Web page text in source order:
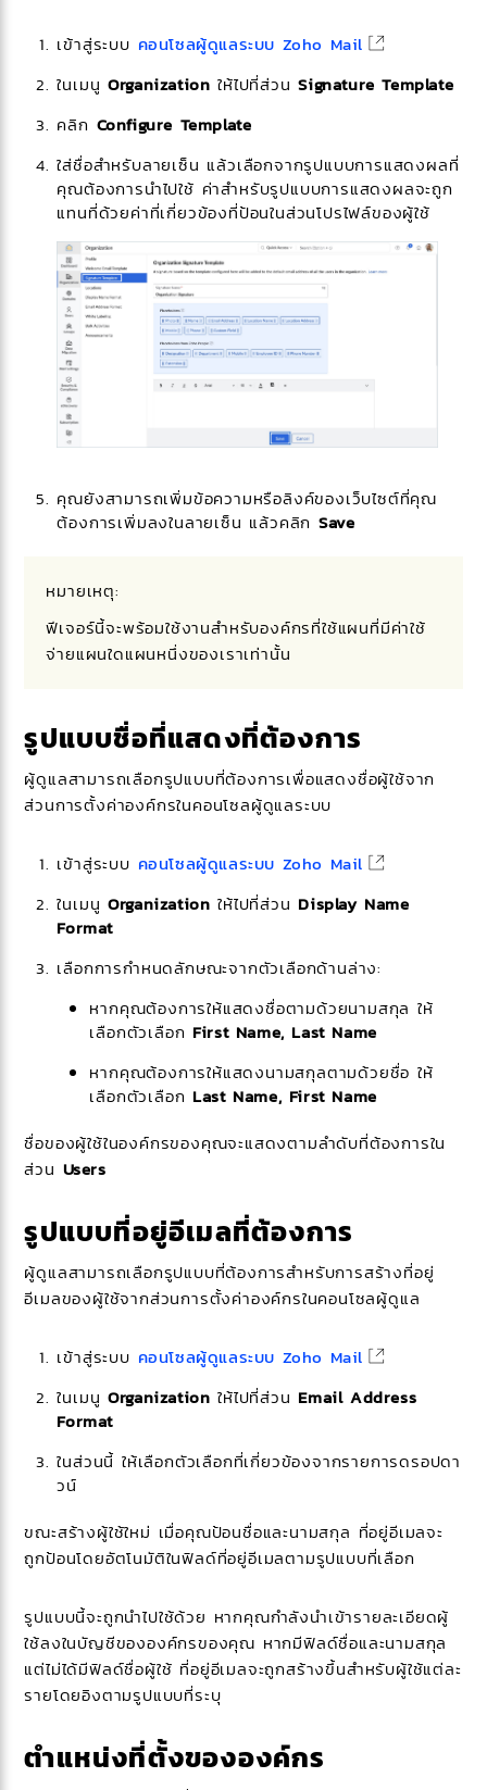
เข้าสู่ระบบ คอนโซลผู้ดูแลระบบ Zoho Mail
ในเมนูOrganization ให้ไปที่ส่วนSignature Template
คลิก Configure Template
ใส่ชื่อสำหรับลายเซ็น แล้วเลือกจากรูปแบบการแสดงผลที่
คุณต้องการนำไปใช้ ค่าสำหรับรูปแบบการแสดงผลจะถูก
แทนที่ด้วยค่าที่เกี่ยวข้องที่ป้อนในส่วนโปรไฟล์ของผู้ใช้
คุณยังสามารถเพิ่มข้อความหรือลิงค์ของเว็บไซต์ที่คุณ
ต้องการเพิ่มลงในลายเซ็น แล้วคลิกSave
หมายเหตุ:
ฟีเจอร์นี้จะพร้อมใช้งานสำหรับองค์กรที่ใช้แผนที่มีค่าใช้
จ่ายแผนใดแผนหนึ่งของเราเท่านั้น
รูปแบบชื่อที่แสดงที่ต้องการ
ผู้ดูแลสามารถเลือกรูปแบบที่ต้องการเพื่อแสดงชื่อผู้ใช้จาก
ส่วนการตั้งค่าองค์กรในคอนโซลผู้ดูแลระบบ
เข้าสู่ระบบ คอนโซลผู้ดูแลระบบ Zoho Mail
ในเมนูOrganization ให้ไปที่ส่วน Display Name
Format
เลือกการกำหนดลักษณะจากตัวเลือกด้านล่าง:
หากคุณต้องการให้แสดงชื่อตามด้วยนามสกุล ให้
เลือกตัวเลือก First Name, Last Name
หากคุณต้องการให้แสดงนามสกุลตามด้วยชื่อ ให้
เลือกตัวเลือก Last Name, First Name
ชื่อของผู้ใช้ในองค์กรของคุณจะแสดงตามลำดับที่ต้องการใน
ส่วน Users
รูปแบบที่อยู่อีเมลที่ต้องการ
ผู้ดูแลสามารถเลือกรูปแบบที่ต้องการสำหรับการสร้างที่อยู่
อีเมลของผู้ใช้จากส่วนการตั้งค่าองค์กรในคอนโซลผู้ดูแล
เข้าสู่ระบบ คอนโซลผู้ดูแลระบบ Zoho Mail
ในเมนูOrganization ให้ไปที่ส่วน Email Address
Format
ในส่วนนี้ ให้เลือกตัวเลือกที่เกี่ยวข้องจากรายการดรอปดา
วน์
ขณะสร้างผู้ใช้ใหม่ เมื่อคุณป้อนชื่อและนามสกุล ที่อยู่อีเมลจะ
ถูกป้อนโดยอัตโนมัติในฟิลด์ที่อยู่อีเมลตามรูปแบบที่เลือก
รูปแบบนี้จะถูกนำไปใช้ด้วย หากคุณกำลังนำเข้ารายละเอียดผู้
ใช้ลงในบัญชีขององค์กรของคุณ หากมีฟิลด์ชื่อและนามสกุล
แต่ไม่ได้มีฟิลด์ชื่อผู้ใช้ ที่อยู่อีเมลจะถูกสร้างขึ้นสำหรับผู้ใช้แต่ละ
รายโดยอิงตามรูปแบบที่ระบุ
ตำแหน่งที่ตั้งขององค์กร